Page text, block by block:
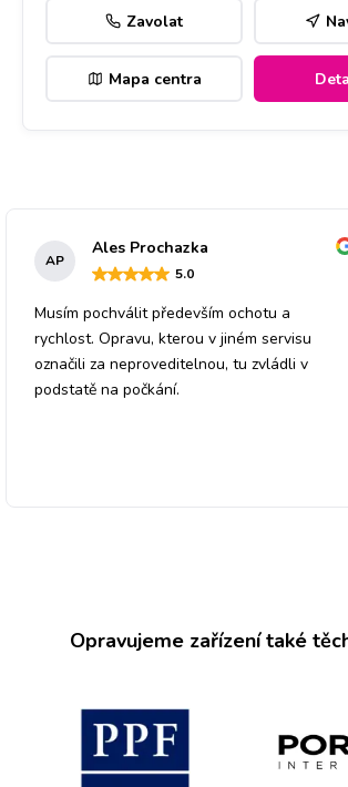
Zavolat
Mapa centra
AP
Ales Prochazka
5.0
Musím pochválit především ochotu a
rychlost. Opravu, kterou v jiném servisu
označili za neproveditelnou, tu zvládli v
podstatě na počkání.
Opravujeme zařízení také